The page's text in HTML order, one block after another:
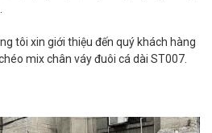
tôi xin giới thiệu đến quý khách hàng
mix chân váy đuôi cá dài ST007.